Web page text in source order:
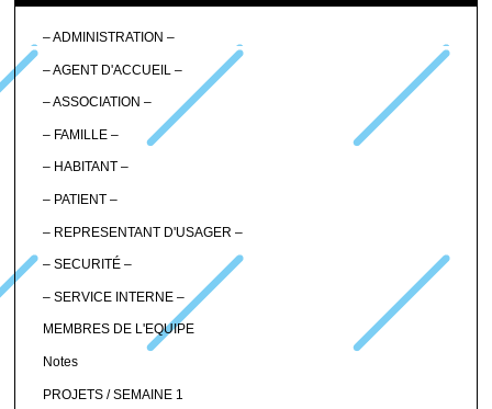
– ADMINISTRATION –
– AGENT D'ACCUEIL –
– ASSOCIATION –
– FAMILLE –
– HABITANT –
– PATIENT –
– REPRESENTANT D'USAGER –
– SECURITÉ –
– SERVICE INTERNE –
MEMBRES DE L'EQUIPE
Notes
PROJETS / SEMAINE 1